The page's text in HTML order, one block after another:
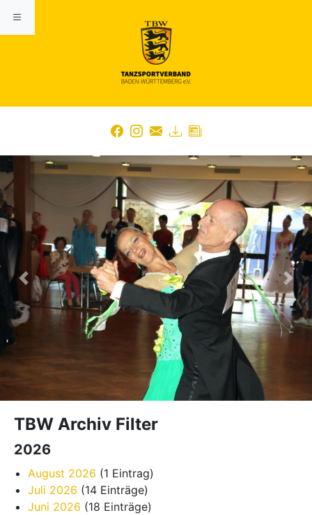
Previous Next
TBW Archiv Filter
2026
August 2026 (1 Eintrag)
Juli 2026 (14 Einträge)
Juni 2026 (18 Einträge)